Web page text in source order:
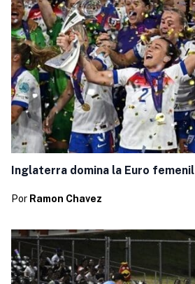
Inglaterra domina la Euro femenil
Por Ramon Chavez